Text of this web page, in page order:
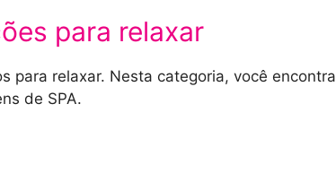
para relaxar
para relaxar. Nesta categoria, você encontra
de SPA.